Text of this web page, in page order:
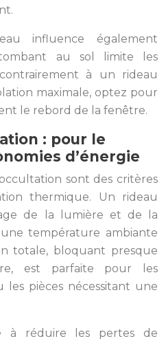
influence également
tombant au sol limite les
à un rideau
maximale, optez pour
le rebord de la fenêtre.
: pour le
d’énergie
sont des critères
thermique. Un rideau
de la lumière et de la
température ambiante
totale, bloquant presque
est parfaite pour les
les pièces nécessitant une
à réduire les pertes de